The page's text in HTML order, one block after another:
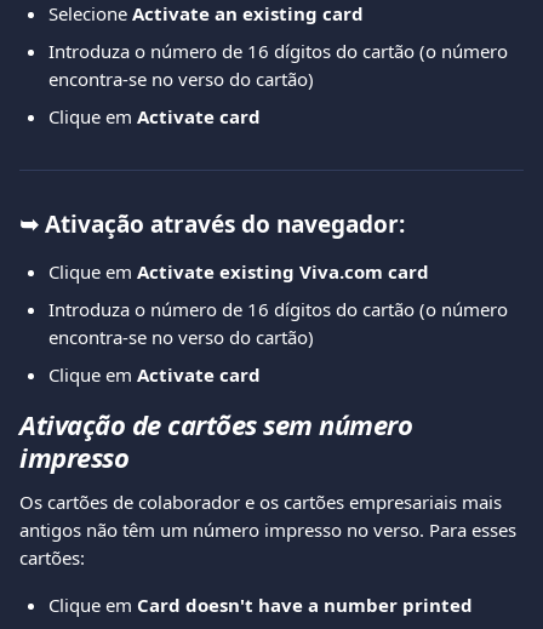
Selecione Activate an existing card
Introduza o número de 16 dígitos do cartão (o número
encontra-se no verso do cartão)
Clique em Activate card
➥ Ativação através do navegador:
Clique em Activate existing Viva.com card
Introduza o número de 16 dígitos do cartão (o número
encontra-se no verso do cartão)
Clique em Activate card
Ativação de cartões sem número
impresso
Os cartões de colaborador e os cartões empresariais mais
antigos não têm um número impresso no verso. Para esses
cartões:
Clique em Card doesn't have a number printed